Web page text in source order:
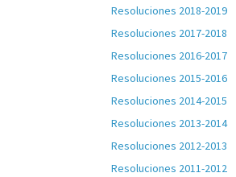
Resoluciones 2018-2019
Resoluciones 2017-2018
Resoluciones 2016-2017
Resoluciones 2015-2016
Resoluciones 2014-2015
Resoluciones 2013-2014
Resoluciones 2012-2013
Resoluciones 2011-2012